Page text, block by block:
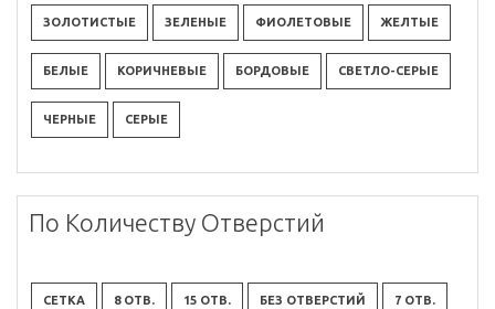
ЗОЛОТИСТЫЕ ЗЕЛЕНЫЕ ФИОЛЕТОВЫЕ ЖЕЛТЫЕ
БЕЛЫЕ КОРИЧНЕВЫЕ БОРДОВЫЕ СВЕТЛО-СЕРЫЕ
ЧЕРНЫЕ СЕРЫЕ
По Количеству Отверстий
СЕТКА 8 ОТВ. 15 ОТВ. БЕЗ ОТВЕРСТИЙ 7 ОТВ.